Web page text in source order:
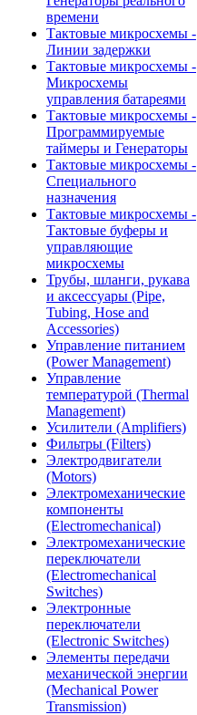
времени
Тактовые микросхемы -
Линии задержки
Тактовые микросхемы -
Микросхемы
управления батареями
Тактовые микросхемы -
Программируемые
таймеры и Генераторы
Тактовые микросхемы -
Специального
назначения
Тактовые микросхемы -
Тактовые буферы и
управляющие
микросхемы
Трубы, шланги, рукава
и аксессуары (Pipe,
Tubing, Hose and
Accessories)
Управление питанием
(Power Management)
Управление
температурой (Thermal
Management)
Усилители (Amplifiers)
Фильтры (Filters)
Электродвигатели
(Motors)
Электромеханические
компоненты
(Electromechanical)
Электромеханические
переключатели
(Electromechanical
Switches)
Электронные
переключатели
(Electronic Switches)
Элементы передачи
механической энергии
(Mechanical Power
Transmission)